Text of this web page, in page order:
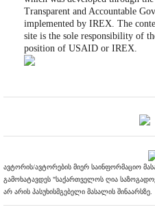
Transparent and Accountable
implemented by IREX. The
site is the sole responsibility of
position of USAID or IREX.
ავტორის/ავტორების მიერ საინფორმაციო
გამოხატავდეს "საქართველოს ღია
არ არის პასუხისმგებელი მასალის შინაარსზე.